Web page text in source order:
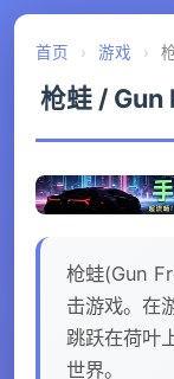
首页 › 游戏 ›
枪蛙 /
枪蛙(Gun
击游戏。在
跳跃在荷叶
世界。